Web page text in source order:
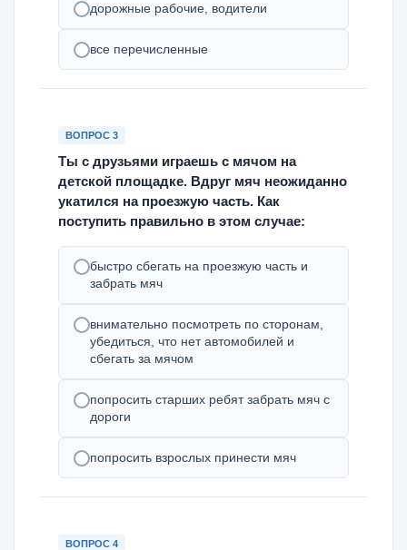
дорожные рабочие, водители
все перечисленные
ВОПРОС 3
Ты с друзьями играешь с мячом на
детской площадке. Вдруг мяч неожиданно
укатился на проезжую часть. Как
поступить правильно в этом случае:
быстро сбегать на проезжую часть и
забрать мяч
внимательно посмотреть по сторонам,
убедиться, что нет автомобилей и
сбегать за мячом
попросить старших ребят забрать мяч с
дороги
попросить взрослых принести мяч
ВОПРОС 4